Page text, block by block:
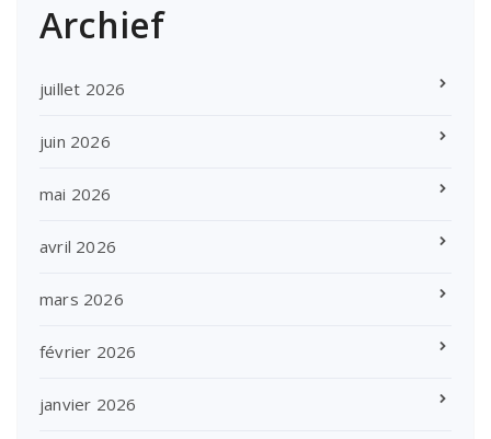
Archief
juillet 2026
juin 2026
mai 2026
avril 2026
mars 2026
février 2026
janvier 2026